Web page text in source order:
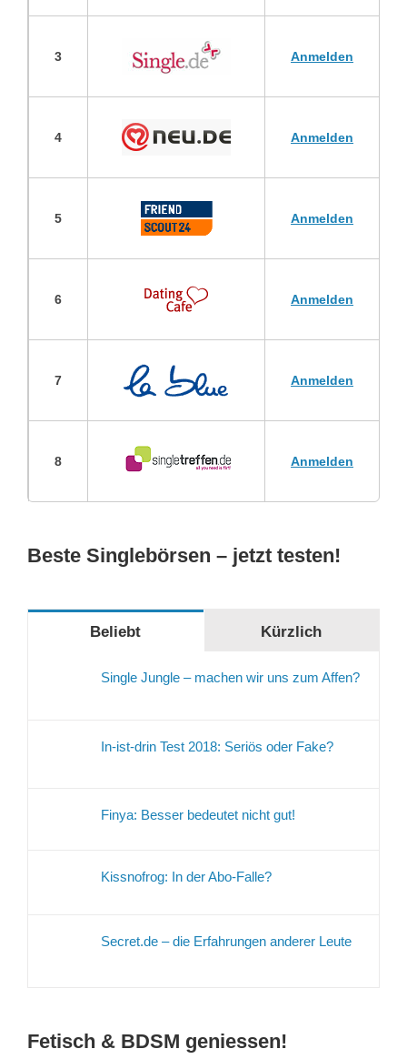
3 Anmelden
4 Anmelden
5 Anmelden
6 Anmelden
7 Anmelden
8 Anmelden
Beste Singlebörsen – jetzt testen!
Beliebt Kürzlich
Single Jungle – machen wir uns zum Affen?
In-ist-drin Test 2018: Seriös oder Fake?
Finya: Besser bedeutet nicht gut!
Kissnofrog: In der Abo-Falle?
Secret.de – die Erfahrungen anderer Leute
Fetisch & BDSM geniessen!